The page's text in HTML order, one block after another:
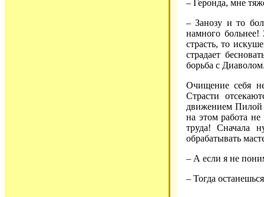
– Геронда, мне
– Занозу и то
намного больнее!
страсть, то
страдает
борьба с
Очищение себя
Страсти
движением Пилой
на этом работа
труда! Сначала
обрабатывать
– А если я не
– Тогда